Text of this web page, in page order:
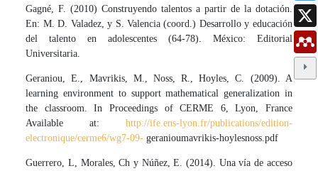
Gagné, F. (2010) Construyendo talentos a partir de la dotación.
En: M. D. Valadez, y S. Valencia (coord.) Desarrollo y educación
del talento en adolescentes (64-78). México: Editorial
Universitaria.
Geraniou, E., Mavrikis, M., Noss, R., Hoyles, C. (2009). A
learning environment to support mathematical generalization in
the classroom. In Proceedings of CERME 6, Lyon, France
Available at: http://ife.ens-lyon.fr/publications/edition-
electronique/cerme6/wg7-09- geranioumavrikis-hoylesnoss.pdf
Guerrero, L, Morales, Ch y Núñez, E. (2014). Una vía de acceso